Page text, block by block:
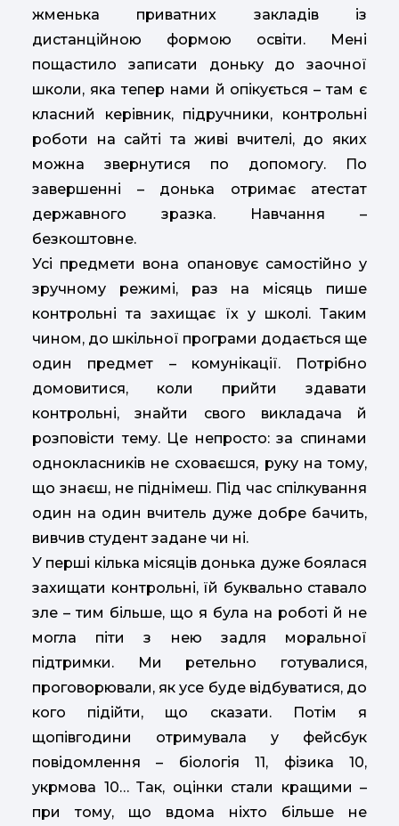
жменька приватних закладів із
дистанційною формою освіти. Мені
пощастило записати доньку до заочної
школи, яка тепер нами й опікується – там є
класний керівник, підручники, контрольні
роботи на сайті та живі вчителі, до яких
можна звернутися по допомогу. По
завершенні – донька отримає атестат
державного зразка. Навчання –
безкоштовне.
Усі предмети вона опановує самостійно у
зручному режимі, раз на місяць пише
контрольні та захищає їх у школі. Таким
чином, до шкільної програми додається ще
один предмет – комунікації. Потрібно
домовитися, коли прийти здавати
контрольні, знайти свого викладача й
розповісти тему. Це непросто: за спинами
однокласників не сховаєшся, руку на тому,
що знаєш, не піднімеш. Під час спілкування
один на один вчитель дуже добре бачить,
вивчив студент задане чи ні.
У перші кілька місяців донька дуже боялася
захищати контрольні, їй буквально ставало
зле – тим більше, що я була на роботі й не
могла піти з нею задля моральної
підтримки. Ми ретельно готувалися,
проговорювали, як усе буде відбуватися, до
кого підійти, що сказати. Потім я
щопівгодини отримувала у фейсбук
повідомлення – біологія 11, фізика 10,
укрмова 10… Так, оцінки стали кращими –
при тому, що вдома ніхто більше не